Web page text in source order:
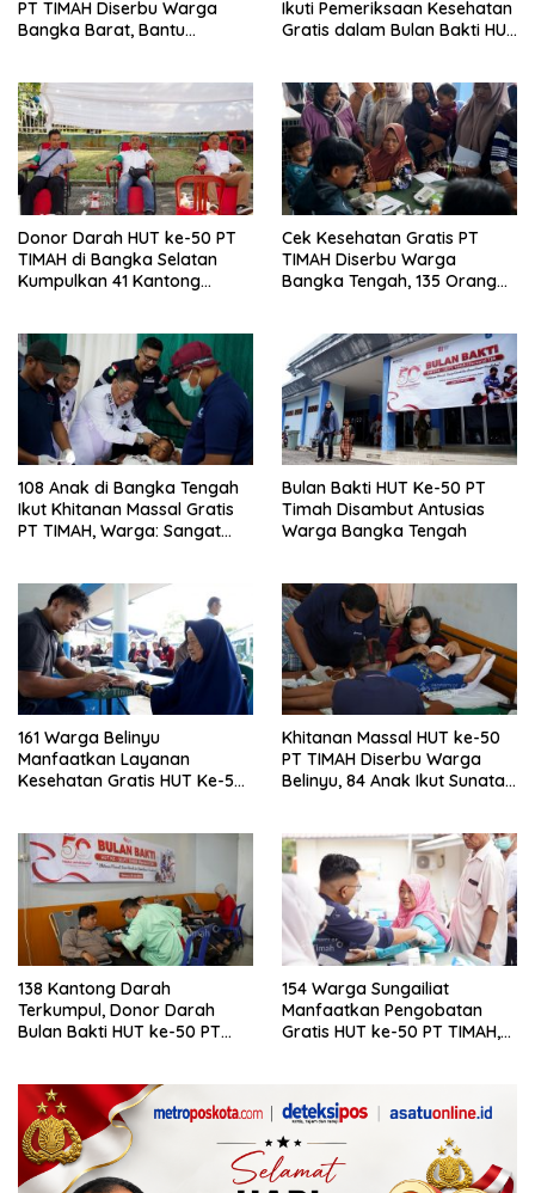
PT TIMAH Diserbu Warga
Bangka Barat, Bantu
Ikuti Pemeriksaan Kesehatan
Gratis dalam Bulan Bakti HUT
Donor Darah HUT ke-50 PT
TIMAH di Bangka Selatan
Kumpulkan 41 Kantong
Cek Kesehatan Gratis PT
TIMAH Diserbu Warga
Bangka Tengah, 135 Orang
108 Anak di Bangka Tengah
Ikut Khitanan Massal Gratis
PT TIMAH, Warga: Sangat
Bulan Bakti HUT Ke-50 PT
Timah Disambut Antusias
Warga Bangka Tengah
161 Warga Belinyu
Manfaatkan Layanan
Kesehatan Gratis HUT Ke-50
Khitanan Massal HUT ke-50
PT TIMAH Diserbu Warga
Belinyu, 84 Anak Ikut Sunatan
138 Kantong Darah
Terkumpul, Donor Darah
Bulan Bakti HUT ke-50 PT
154 Warga Sungailiat
Manfaatkan Pengobatan
Gratis HUT ke-50 PT TIMAH,